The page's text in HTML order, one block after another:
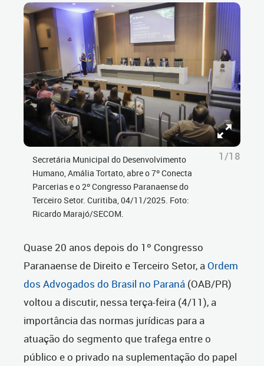
Secretária Municipal do Desenvolvimento
Humano, Amália Tortato, abre o 7º Conecta
Parcerias e o 2º Congresso Paranaense do
Terceiro Setor. Curitiba, 04/11/2025. Foto:
Ricardo Marajó/SECOM.
1/18
Quase 20 anos depois do 1º Congresso
Paranaense de Direito e Terceiro Setor, a Ordem
dos Advogados do Brasil no Paraná (OAB/PR)
voltou a discutir, nessa terça-feira (4/11), a
importância das normas jurídicas para a
atuação do segmento que trafega entre o
público e o privado na suplementação do papel